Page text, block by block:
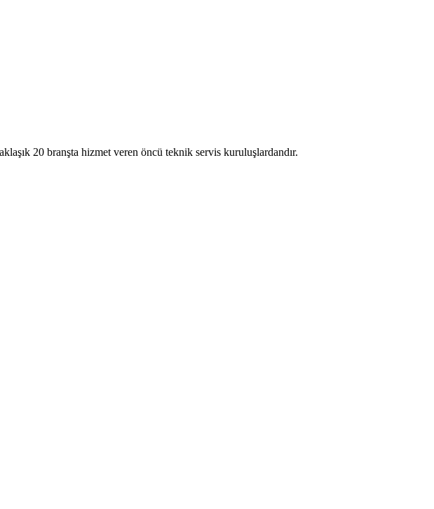
20 branşta hizmet veren öncü teknik servis kuruluşlardandır.